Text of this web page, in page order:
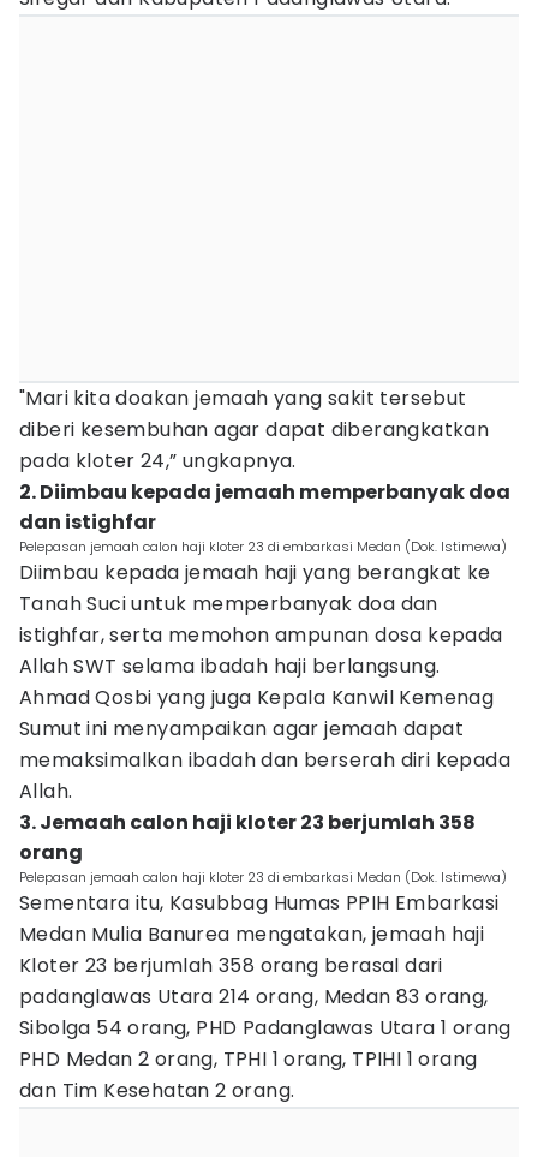
"Mari kita doakan jemaah yang sakit tersebut
diberi kesembuhan agar dapat diberangkatkan
pada kloter 24,” ungkapnya.
2. Diimbau kepada jemaah memperbanyak doa
dan istighfar
Pelepasan jemaah calon haji kloter 23 di embarkasi Medan (Dok. Istimewa)
Diimbau kepada jemaah haji yang berangkat ke
Tanah Suci untuk memperbanyak doa dan
istighfar, serta memohon ampunan dosa kepada
Allah SWT selama ibadah haji berlangsung.
Ahmad Qosbi yang juga Kepala Kanwil Kemenag
Sumut ini menyampaikan agar jemaah dapat
memaksimalkan ibadah dan berserah diri kepada
Allah.
3. Jemaah calon haji kloter 23 berjumlah 358
orang
Pelepasan jemaah calon haji kloter 23 di embarkasi Medan (Dok. Istimewa)
Sementara itu, Kasubbag Humas PPIH Embarkasi
Medan Mulia Banurea mengatakan, jemaah haji
Kloter 23 berjumlah 358 orang berasal dari
padanglawas Utara 214 orang, Medan 83 orang,
Sibolga 54 orang, PHD Padanglawas Utara 1 orang
PHD Medan 2 orang, TPHI 1 orang, TPIHI 1 orang
dan Tim Kesehatan 2 orang.